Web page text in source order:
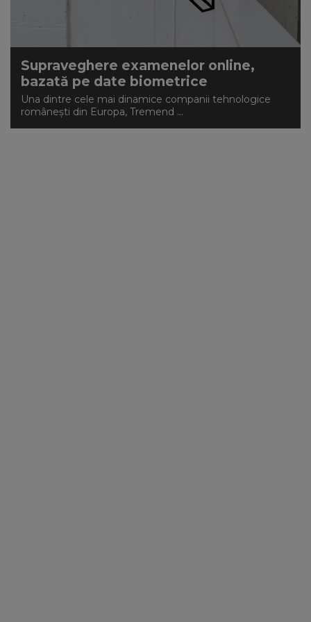
NEWS
CONTUL MEU
Supraveghere examenelor online,
bazată pe date biometrice
Una dintre cele mai dinamice companii tehnologice
românești din Europa, Tremend ...